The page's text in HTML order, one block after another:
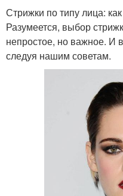
Стрижки по типу лица:
Разумеется, выбор
непростое, но важное. И
следуя нашим советам.